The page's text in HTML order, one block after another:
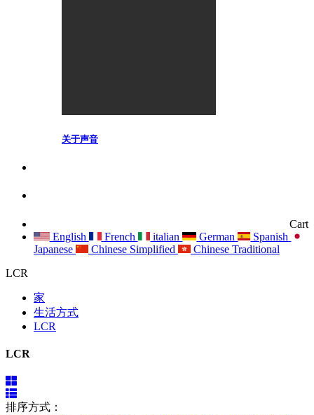
关于声音
Cart
English
French italian German
Spanish
Japanese
Chinese Simplified
Chinese Traditional
LCR
家
生活方式
LCR
LCR
排序方式：